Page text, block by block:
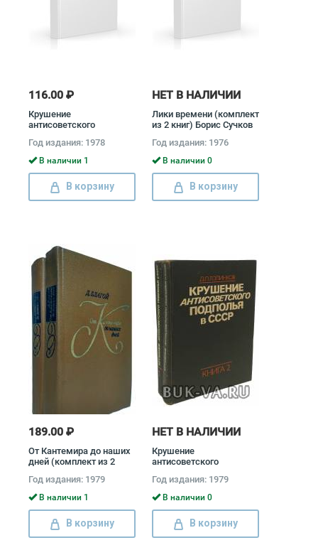
116.00 ₽
Крушение
антисоветского
(комплект из 2 книг)
Давид Голинков
Год издания: 1978
В наличии 1
В корзину
НЕТ В НАЛИЧИИ
Лики времени (комплект
из 2 книг) Борис Сучков
Год издания: 1976
В наличии 0
В корзину
189.00 ₽
От Кантемира до наших
дней (комплект из 2
Год издания: 1979
В наличии 1
В корзину
НЕТ В НАЛИЧИИ
Крушение
антисоветского
(комплект из 2 книг)
Давид Голинков
Год издания: 1979
В наличии 0
В корзину